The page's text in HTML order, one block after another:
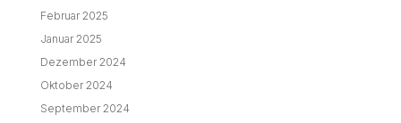
Februar 2025
Januar 2025
Dezember 2024
Oktober 2024
September 2024